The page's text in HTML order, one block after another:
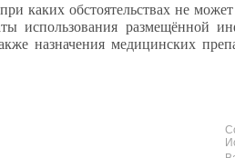
каких обстоятельствах не
использования размещённой
назначения медицинских